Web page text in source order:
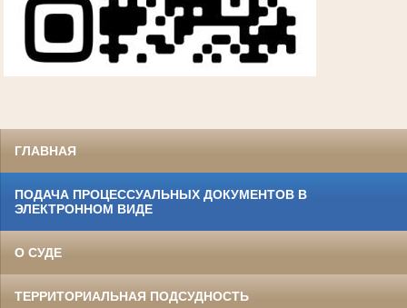
ГЛАВНАЯ
ПОДАЧА ПРОЦЕССУАЛЬНЫХ ДОКУМЕНТОВ В
ЭЛЕКТРОННОМ ВИДЕ
О СУДЕ
ТЕРРИТОРИАЛЬНАЯ ПОДСУДНОСТЬ